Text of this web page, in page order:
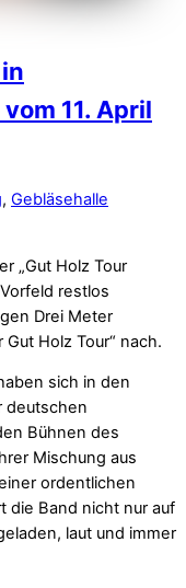
11. April
, Gebläsehalle
„Gut Holz Tour
restlos
Drei Meter
Holz Tour“ nach.
sich in den
deutschen
Bühnen des
Mischung aus
ordentlichen
die Band nicht nur auf
laut und immer